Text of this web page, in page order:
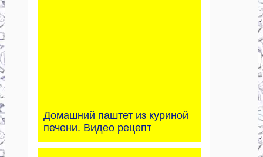
Домашний паштет из куриной
печени. Видео рецепт